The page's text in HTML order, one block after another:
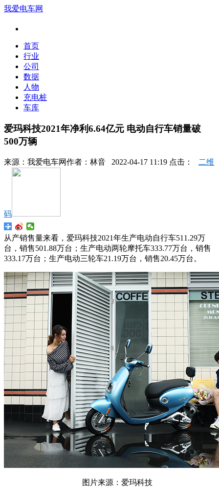
我爱电车网
首页
行业
公司
数据
人物
充电桩
车库
爱玛科技2021年净利6.64亿元 电动自行车销量破
500万辆
来源： 我爱电车网作者： 林音 2022-04-17 11:19 点击： 二维
码
从产销售量来看，爱玛科技2021年生产电动自行车511.29万
台，销售501.88万台；生产电动两轮摩托车333.77万台，销售
333.17万台；生产电动三轮车21.19万台，销售20.45万台。
图片来源：爱玛科技